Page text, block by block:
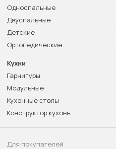
Односпальные
Двуспальные
Детские
Ортопедические
Кухни
Гарнитуры
Модульные
Кухонные столы
Конструктор кухонь
Для покупателей